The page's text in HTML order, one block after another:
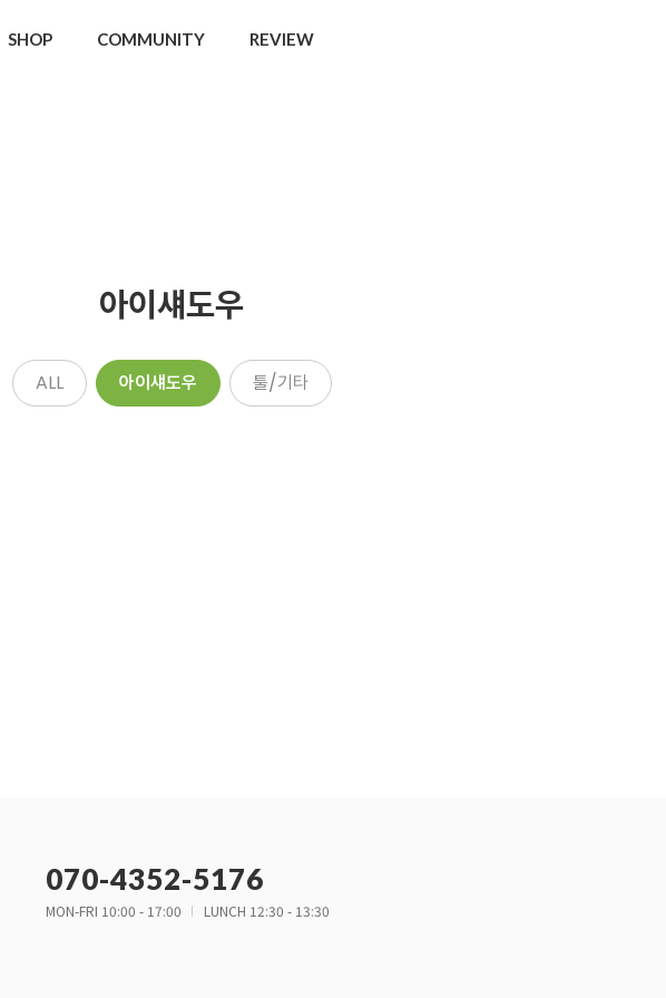
SHOP COMMUNITY REVIEW
아이섀도우
ALL 아이섀도우 툴/기타
070-4352-5176
MON-FRI 10:00 - 17:00 LUNCH 12:30 - 13:30